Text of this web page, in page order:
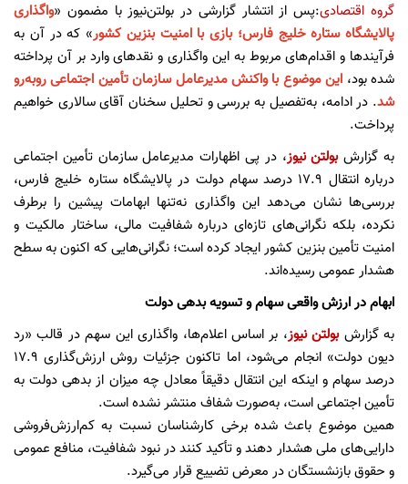
گروه اقتصادی:پس از انتشار گزارشی در بولتن‌نیوز با مضمون «واگذاری
پالایشگاه ستاره خلیج فارس؛ بازی با امنیت بنزین کشور» که در آن به
فرآیندها و اقدام‌های مربوط به این واگذاری و نقدهای وارد بر آن پرداخته
شده بود، این موضوع با واکنش مدیرعامل سازمان تأمین اجتماعی روبه‌رو
شد. در ادامه، به‌تفصیل به بررسی و تحلیل سخنان آقای سالاری خواهیم
پرداخت.
به گزارشبولتن نیوز، در پی اظهارات مدیرعامل سازمان تأمین اجتماعی
درباره انتقال ۱۷.۹ درصد سهام دولت در پالایشگاه ستاره خلیج فارس،
بررسی‌ها نشان می‌دهد این واگذاری نه‌تنها ابهامات پیشین را برطرف
نکرده، بلکه نگرانی‌های تازه‌ای درباره شفافیت مالی، ساختار مالکیت و
امنیت تأمین بنزین کشور ایجاد کرده است؛ نگرانی‌هایی که اکنون به سطح
هشدار عمومی رسیده‌اند.
ابهام در ارزش واقعی سهام و تسویه بدهی دولت
به گزارشبولتن نیوز، بر اساس اعلام‌ها، واگذاری این سهم در قالب «رد
دیون دولت» انجام می‌شود، اما تاکنون جزئیات روش ارزش‌گذاری ۱۷.۹
درصد سهام و اینکه این انتقال دقیقاً معادل چه میزان از بدهی دولت به
تأمین اجتماعی است، به‌صورت شفاف منتشر نشده است.
همین موضوع باعث شده برخی کارشناسان نسبت به کم‌ارزش‌فروشی
دارایی‌های ملی هشدار دهند و تأکید کنند در نبود شفافیت، منافع عمومی
و حقوق بازنشستگان در معرض تضییع قرار می‌گیرد.